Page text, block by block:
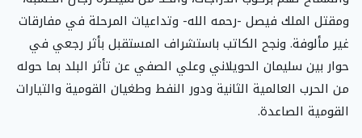
ومقتل الملك فيصل -رحمه الله- وتداعيات المرحلة في مفارقات
غير مألوفة. ونجح الكاتب باستشراف المستقبل بأثر رجعي في
حوار بين سليمان الحويلاني وعلي الصفي عن تأثر البلد بما حوله
من الحرب العالمية الثانية ودور النفط وطغيان القومية والتيارات
القومية الصاعدة.